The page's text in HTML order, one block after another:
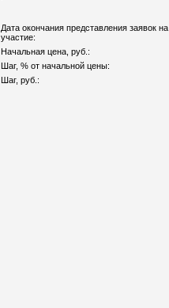
Дата окончания представления заявок на
участие:
Начальная цена, руб.:
Шаг, % от начальной цены:
Шаг, руб.: